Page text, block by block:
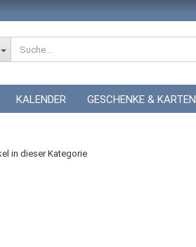
KALENDER GESCHENKE & KARTEN
ZUR HOCHZEIT
in dieser Kategorie